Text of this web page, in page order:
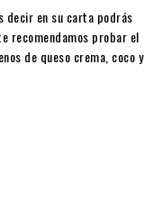
decir en su carta podrás
recomendamos probar el
de queso crema, coco y